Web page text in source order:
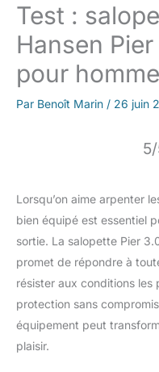
Test :
Hansen
pour homme
Par Benoît Marin / 26 juin
Lorsqu’on aime arpenter
bien équipé est essentiel
sortie. La salopette Pier
promet de répondre à
résister aux conditions les
protection sans
équipement peut
plaisir.